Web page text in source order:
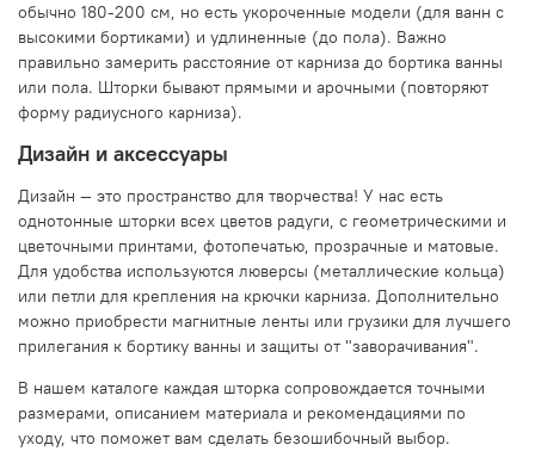
обычно 180-200 см, но есть укороченные модели (для ванн с
высокими бортиками) и удлиненные (до пола). Важно
правильно замерить расстояние от карниза до бортика ванны
или пола. Шторки бывают прямыми и арочными (повторяют
форму радиусного карниза).
Дизайн и аксессуары
Дизайн — это пространство для творчества! У нас есть
однотонные шторки всех цветов радуги, с геометрическими и
цветочными принтами, фотопечатью, прозрачные и матовые.
Для удобства используются люверсы (металлические кольца)
или петли для крепления на крючки карниза. Дополнительно
можно приобрести магнитные ленты или грузики для лучшего
прилегания к бортику ванны и защиты от "заворачивания".
В нашем каталоге каждая шторка сопровождается точными
размерами, описанием материала и рекомендациями по
уходу, что поможет вам сделать безошибочный выбор.